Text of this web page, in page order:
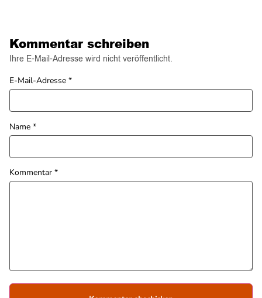
Kommentar schreiben
Ihre E-Mail-Adresse wird nicht veröffentlicht.
Kommentar *
Name *
E-Mail-Adresse *